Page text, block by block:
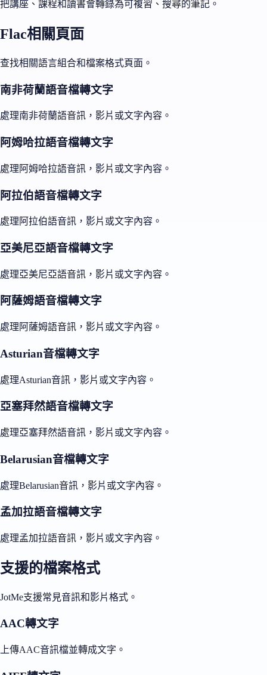
把講座、課程和讀書會轉錄為可複習、搜尋的筆記。
Flac相關頁面
查找相關語言組合和檔案格式頁面。
南非荷蘭語音檔轉文字
處理南非荷蘭語音訊，影片或文字內容。
阿姆哈拉語音檔轉文字
處理阿姆哈拉語音訊，影片或文字內容。
阿拉伯語音檔轉文字
處理阿拉伯語音訊，影片或文字內容。
亞美尼亞語音檔轉文字
處理亞美尼亞語音訊，影片或文字內容。
阿薩姆語音檔轉文字
處理阿薩姆語音訊，影片或文字內容。
Asturian音檔轉文字
處理Asturian音訊，影片或文字內容。
亞塞拜然語音檔轉文字
處理亞塞拜然語音訊，影片或文字內容。
Belarusian音檔轉文字
處理Belarusian音訊，影片或文字內容。
孟加拉語音檔轉文字
處理孟加拉語音訊，影片或文字內容。
支援的檔案格式
JotMe支援常見音訊和影片格式。
AAC轉文字
上傳AAC音訊檔並轉成文字。